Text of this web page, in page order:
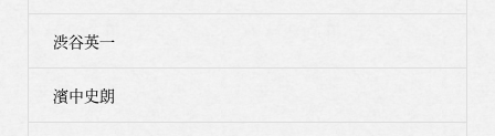
渋谷英一
濱中史朗